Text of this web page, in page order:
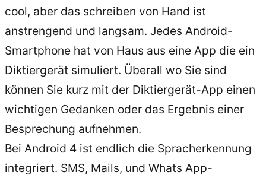
cool, aber das schreiben von Hand ist
anstrengend und langsam. Jedes Android-
Smartphone hat von Haus aus eine App die ein
Diktiergerät simuliert. Überall wo Sie sind
können Sie kurz mit der Diktiergerät-App einen
wichtigen Gedanken oder das Ergebnis einer
Besprechung aufnehmen.
Bei Android 4 ist endlich die Spracherkennung
integriert. SMS, Mails, und Whats App-